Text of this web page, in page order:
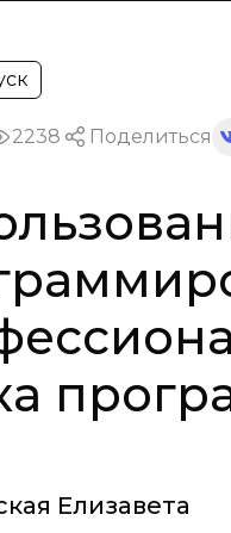
2238 Поделиться
Елизавета